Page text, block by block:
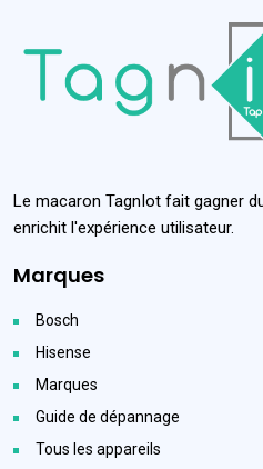
Le macaron TagnIot fait gagner
enrichit l'expérience utilisateur.
Marques
Bosch
Hisense
Marques
Guide de dépannage
Tous les appareils